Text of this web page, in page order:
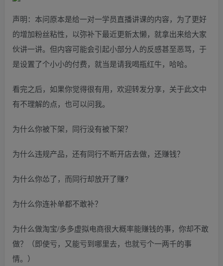
声明：本问原本是给一对一学员直播讲课的内容，为了更好
的增加粉丝粘性，以弥补下最近更新太懒，就拿出来给大家
伙讲一讲。但内容可能会引起小部分人的反感甚至恶骂，于
是设置了个小小的付费，就当是请我喝瓶红牛，哈哈。
看完之后，如果你觉得很有用，欢迎转发分享，关于此文中
有不理解的点，也可以问我。
为什么你被下架，同行没有被下架？
为什么违规产品，还有同行不断开店去做，还赚钱？
为什么你怂了，而同行却放开了赚?
为什么你连补单都不敢补？
为什么做淘宝/多多虚拟电商很大概率能赚钱的事，你却不敢
做？（即使亏，又能亏到哪里去，也就亏个一两千的事
情。）